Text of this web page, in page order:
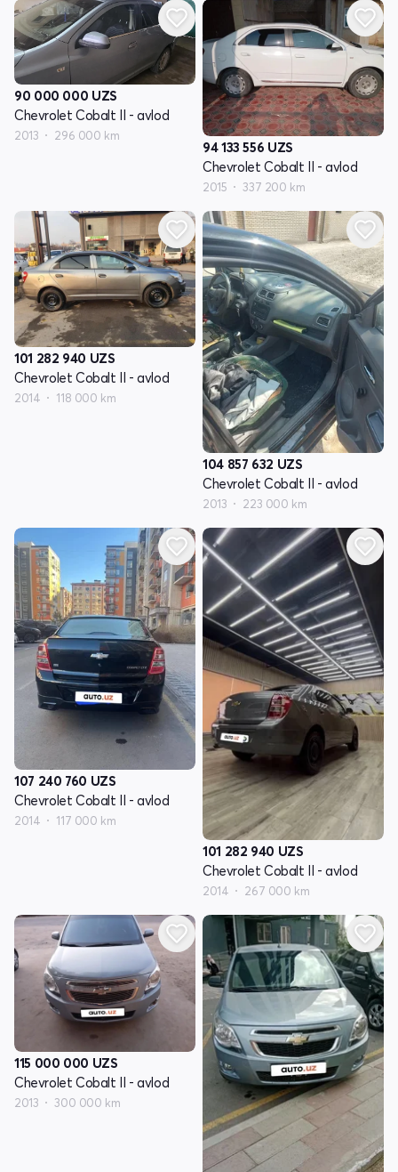
90 000 000 UZS
Chevrolet Cobalt II - avlod
2013 296 000 km
94 133 556 UZS
Chevrolet Cobalt II - avlod
2015 337 200 km
101 282 940 UZS
Chevrolet Cobalt II - avlod
2014 118 000 km
104 857 632 UZS
Chevrolet Cobalt II - avlod
2013 223 000 km
107 240 760 UZS
Chevrolet Cobalt II - avlod
2014 117 000 km
101 282 940 UZS
Chevrolet Cobalt II - avlod
2014 267 000 km
115 000 000 UZS
Chevrolet Cobalt II - avlod
2013 300 000 km